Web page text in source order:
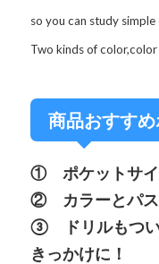
so you can study
Two kinds of color,color
商品おすすめ
① ポケットサイ
② カラーとパス
③ ドリルもつい
きっかけに！